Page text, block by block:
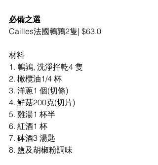
必備之選
Cailles法國鵪鶉2隻| $63.0
材料
1. 鵪鶉, 洗淨拌乾4 隻
2. 橄欖油1/4 杯
3. 洋蔥1 個(切條)
4. 鮮菇200克(切片)
5. 雞湯1 杯半
6. 紅酒1 杯
7. 砵酒3 湯匙
8. 鹽及胡椒粉調味